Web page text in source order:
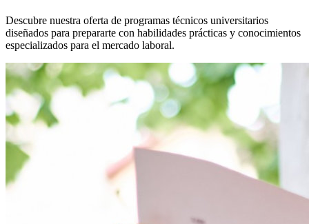
Descubre nuestra oferta de programas técnicos universitarios
diseñados para prepararte con habilidades prácticas y conocimientos
especializados para el mercado laboral.